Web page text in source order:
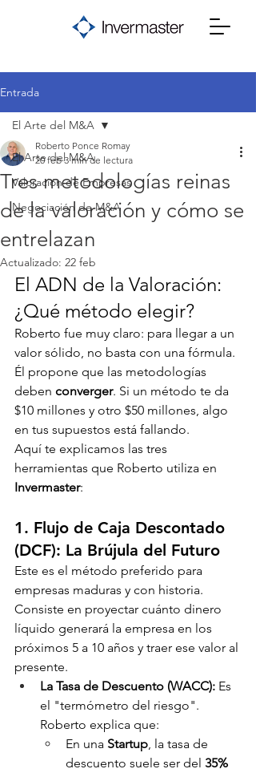
Entrada
El Arte del M&A
Valoración de Empresas
Negociación de M&A
El Arte del M&A
Tres metodologías reinas
de la valoración y cómo se
entrelazan
Roberto Ponce Romay
20 feb 3 min de lectura
Actualizado: 22 feb
El ADN de la Valoración:
¿Qué método elegir?
Roberto fue muy claro: para llegar a un
valor sólido, no basta con una fórmula.
Él propone que las metodologías
deben converger. Si un método te da
$10 millones y otro $50 millones, algo
en tus supuestos está fallando.
Aquí te explicamos las tres
herramientas que Roberto utiliza en
Invermaster:
1. Flujo de Caja Descontado
(DCF): La Brújula del Futuro
Este es el método preferido para
empresas maduras y con historia.
Consiste en proyectar cuánto dinero
líquido generará la empresa en los
próximos 5 a 10 años y traer ese valor al
presente.
La Tasa de Descuento (WACC): Es
el "termómetro del riesgo".
Roberto explica que:
En una Startup, la tasa de
descuento suele ser del 35%